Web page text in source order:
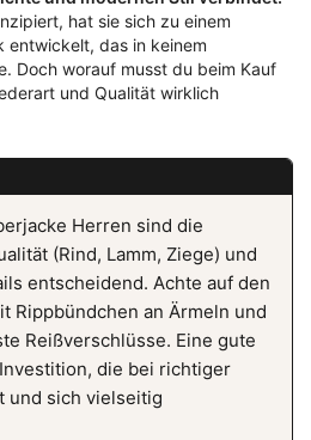
hat sie sich zu einem
entwickelt, das in keinem
Doch worauf musst du beim Kauf
und Qualität wirklich
Herren sind die
(Rind, Lamm, Ziege) und
entscheidend. Achte auf den
Rippbündchen an Ärmeln und
Reißverschlüsse. Eine gute
die bei richtiger
und sich vielseitig